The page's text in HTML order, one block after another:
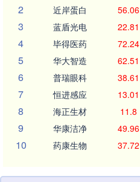
2 近岸蛋白 56.06
3 蓝盾光电 22.81
4 毕得医药 72.24
5 华大智造 62.51
6 普瑞眼科 38.61
7 恒进感应 13.01
8 海正生材 11.8
9 华康洁净 49.96
10 药康生物 37.72